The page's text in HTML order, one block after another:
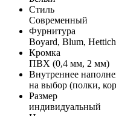
Стиль
Современный
Фурнитура
Boyard, Blum, Hettich
Кромка
ПВХ (0,4 мм, 2 мм)
Внутреннее
на выбор (полки,
Размер
индивидуальный